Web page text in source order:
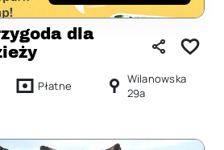
dla
Płatne
Wilanowska
29a